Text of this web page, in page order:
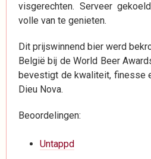
visgerechten. Serveer
volle van te genieten.
Dit prijswinnend bier werd
België bij de World Beer
bevestigt de kwaliteit, finesse
Dieu Nova.
Beoordelingen:
Untappd